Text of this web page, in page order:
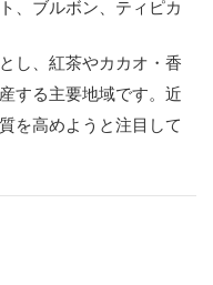
、ブルボン、ティピカ
し、紅茶やカカオ・香
する主要地域です。近
を高めようと注目して